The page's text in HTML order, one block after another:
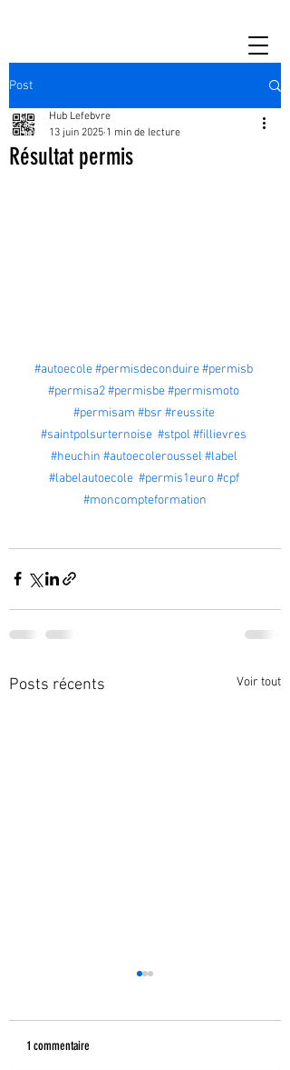
Post
Résultat permis
Hub Lefebvre
13 juin 2025 1 min de lecture
#autoecole#permisdeconduire#permisb
#permisa2#permisbe#permismoto
#permisam #bsr #reussite
#saintpolsurternoise #stpol #fillievres
#heuchin #autoecoleroussel #label
#labelautoecole #permis1euro #cpf
#moncompteformation
Posts récents Voir tout
1 commentaire